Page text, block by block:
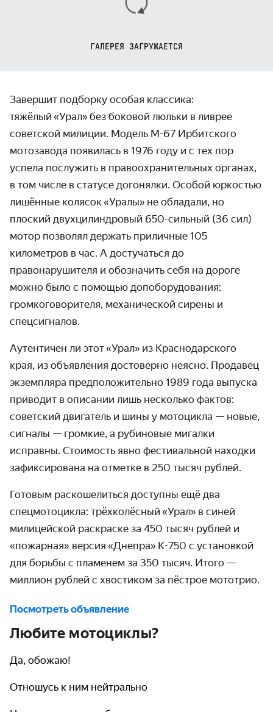
ГАЛЕРЕЯ ЗАГРУЖАЕТСЯ
Завершит подборку особая классика:
тяжёлый «Урал» без боковой люльки в ливрее
советской милиции. Модель М-67 Ирбитского
мотозавода появилась в 1976 году и с тех пор
успела послужить в правоохранительных органах,
в том числе в статусе догонялки. Особой юркостью
лишённые колясок «Уралы» не обладали, но
плоский двухцилиндровый 650-сильный (36 сил)
мотор позволял держать приличные 105
километров в час. А достучаться до
правонарушителя и обозначить себя на дороге
можно было с помощью допоборудования:
громкоговорителя, механической сирены и
спецсигналов.
Аутентичен ли этот «Урал» из Краснодарского
края, из объявления достоверно неясно. Продавец
экземпляра предположительно 1989 года выпуска
приводит в описании лишь несколько фактов:
советский двигатель и шины у мотоцикла — новые,
сигналы — громкие, а рубиновые мигалки
исправны. Стоимость явно фестивальной находки
зафиксирована на отметке в 250 тысяч рублей.
Готовым раскошелиться доступны ещё два
спецмотоцикла: трёхколёсный «Урал» в синей
милицейской раскраске за 450 тысяч рублей и
«пожарная» версия «Днепра» К-750 с установкой
для борьбы с пламенем за 350 тысяч. Итого —
миллион рублей с хвостиком за пёстрое мототрио.
Посмотреть объявление
Любите мотоциклы?
Да, обожаю!
Отношусь к ним нейтрально